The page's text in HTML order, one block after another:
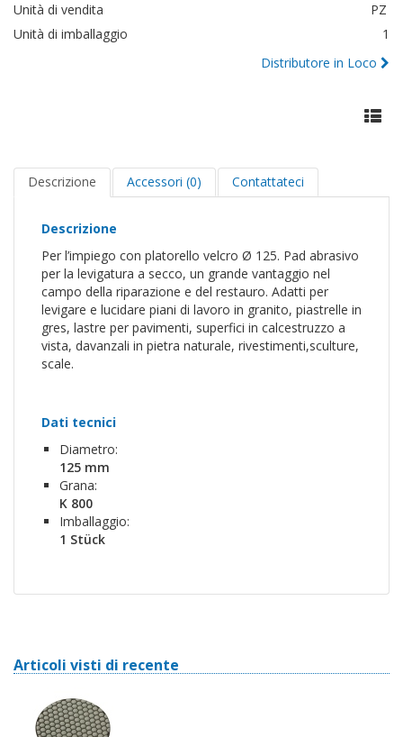
Unità di vendita
PZ
Unità di imballaggio
1
Distributore in Loco
Descrizione Accessori (0) Contattateci
Descrizione
Per l’impiego con platorello velcro Ø 125. Pad abrasivo
per la levigatura a secco, un grande vantaggio nel
campo della riparazione e del restauro. Adatti per
levigare e lucidare piani di lavoro in granito, piastrelle in
gres, lastre per pavimenti, superfici in calcestruzzo a
vista, davanzali in pietra naturale, rivestimenti,sculture,
scale.
Dati tecnici
Diametro:
125 mm
Grana:
K 800
Imballaggio:
1 Stück
Articoli visti di recente